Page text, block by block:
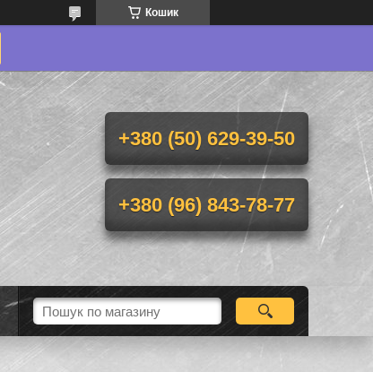
Кошик
+380 (50) 629-39-50
+380 (96) 843-78-77